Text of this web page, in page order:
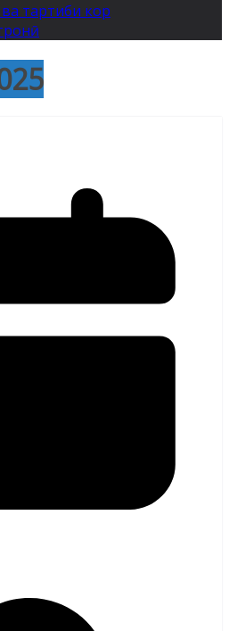
тартиби кор